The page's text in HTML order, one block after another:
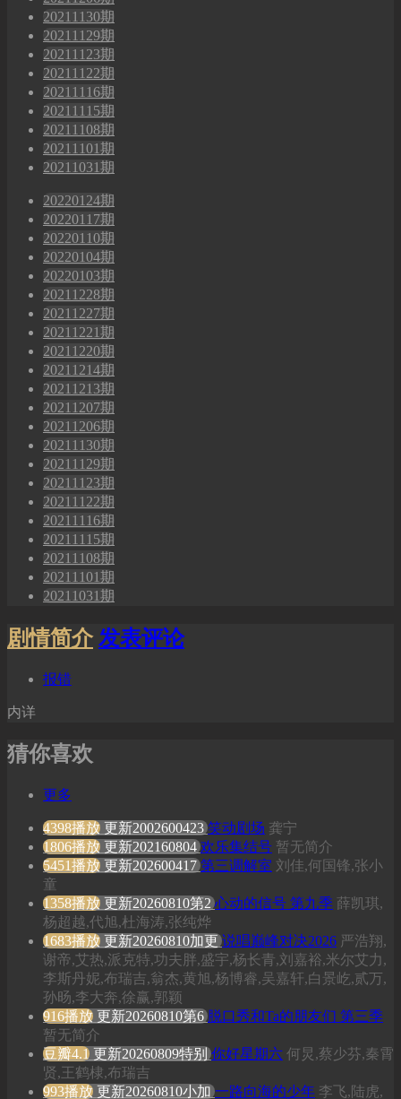
20211130期
20211129期
20211123期
20211122期
20211116期
20211115期
20211108期
20211101期
20211031期
20220124期
20220117期
20220110期
20220104期
20220103期
20211228期
20211227期
20211221期
20211220期
20211214期
20211213期
20211207期
20211206期
20211130期
20211129期
20211123期
20211122期
20211116期
20211115期
20211108期
20211101期
20211031期
剧情简介 发表评论
报错
内详
猜你喜欢
更多
4398播放 更新2002600423 笑动剧场 龚宁
1806播放 更新202160804 欢乐集结号 暂无简介
5451播放 更新202600417 第三调解室 刘佳,何国锋,张小
童
1358播放 更新20260810第2 心动的信号 第九季 薛凯琪,
杨超越,代旭,杜海涛,张纯烨
1683播放 更新20260810加更 说唱巅峰对决2026 严浩翔,
谢帝,艾热,派克特,功夫胖,盛宇,杨长青,刘嘉裕,米尔艾力,
李斯丹妮,布瑞吉,翁杰,黄旭,杨博睿,吴嘉轩,白景屹,贰万,
孙旸,李大奔,徐赢,郭颖
916播放 更新20260810第6 脱口秀和Ta的朋友们 第三季
暂无简介
豆瓣4.1 更新20260809特别 你好星期六 何炅,蔡少芬,秦霄
贤,王鹤棣,布瑞吉
993播放 更新20260810小加 一路向海的少年 李飞,陆虎,